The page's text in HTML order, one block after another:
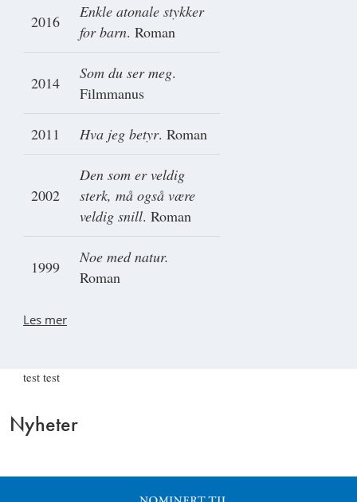
2016
Enkle atonale stykker
for barn. Roman
2014
Som du ser meg.
Filmmanus
2011 Hva jeg betyr. Roman
2002
Den som er veldig
sterk, må også være
veldig snill. Roman
1999
Noe med natur.
Roman
Les mer
test test
Nyheter